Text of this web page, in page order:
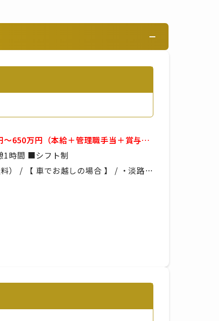
650万円（本給＋管理職手当＋賞与）
例）09:00～21:00 ■実働8時間 ■休憩1時間 ■シフト制
） / 【 車でお越しの場合 】 / ・淡路IC
合 】 / あわ神あわ姫バス「中村」か